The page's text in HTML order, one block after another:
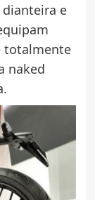
e
totalmente
naked